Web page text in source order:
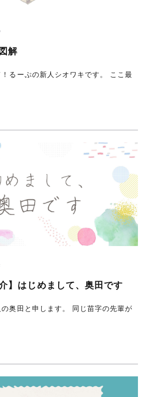
解
るーぷの新人シオワキです。 ここ最
】はじめまして、奥田です
奥田と申します。 同じ苗字の先輩が